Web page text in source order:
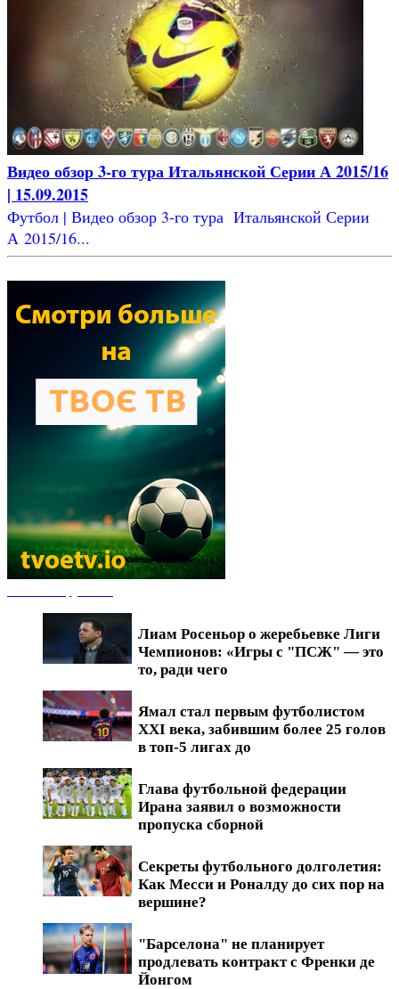
Видео обзор 3-го тура Итальянской Серии А 2015/16
| 15.09.2015
Футбол | Видео обзор 3-го тура Итальянской Серии
А 2015/16...
Лиам Росеньор о жеребьевке Лиги
Чемпионов: «Игры с "ПСЖ" — это
то, ради чего
Ямал стал первым футболистом
XXI века, забившим более 25 голов
в топ-5 лигах до
Глава футбольной федерации
Ирана заявил о возможности
пропуска сборной
Секреты футбольного долголетия:
Как Месси и Роналду до сих пор на
вершине?
"Барселона" не планирует
продлевать контракт с Френки де
Йонгом